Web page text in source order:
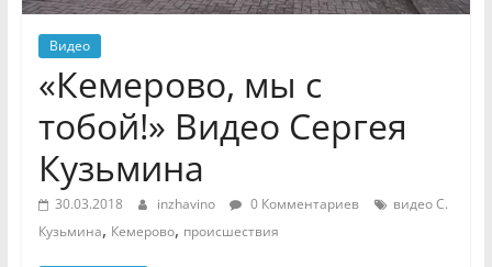
Видео
«Кемерово, мы с
тобой!» Видео Сергея
Кузьмина
30.03.2018 inzhavino 0 Комментариев
видео С.
Кузьмина, Кемерово, происшествия